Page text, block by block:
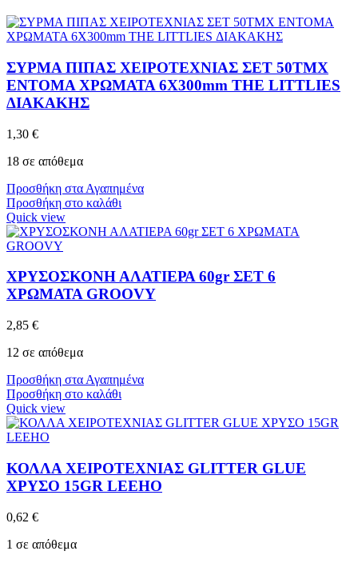
ΣΥΡΜΑ ΠΙΠΑΣ ΧΕΙΡΟΤΕΧΝΙΑΣ ΣΕΤ 50ΤΜΧ
ΕΝΤΟΜΑ ΧΡΩΜΑΤΑ 6X300mm THE LITTLIES
ΔΙΑΚΑΚΗΣ
1,30 €
18 σε απόθεμα
Προσθήκη στα Αγαπημένα
Προσθήκη στο καλάθι
Quick view
ΧΡΥΣΟΣΚΟΝΗ ΑΛΑΤΙΕΡΑ 60gr ΣΕΤ 6
ΧΡΩΜΑΤΑ GROOVY
2,85 €
12 σε απόθεμα
Προσθήκη στα Αγαπημένα
Προσθήκη στο καλάθι
Quick view
ΚΟΛΛΑ ΧΕΙΡΟΤΕΧΝΙΑΣ GLITTER GLUE
ΧΡΥΣΟ 15GR LEEHO
0,62 €
1 σε απόθεμα